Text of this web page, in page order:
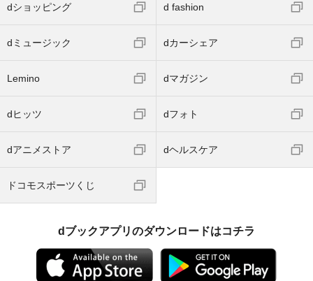
dショッピング d fashion
dミュージック dカーシェア
Lemino dマガジン
dヒッツ dフォト
dアニメストア dヘルスケア
ドコモスポーツくじ
dブックアプリのダウンロードはコチラ